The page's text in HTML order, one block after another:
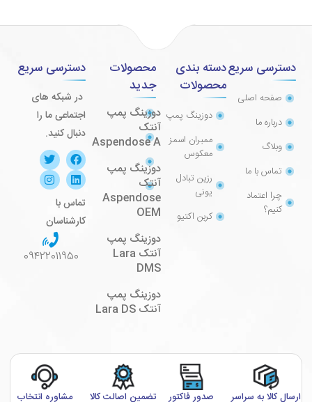
دسترسی سریع
صفحه اصلی
درباره ما
وبلاگ
تماس با ما
چرا اعتماد
کنیم؟
دسته بندی
محصولات
دوزینگ پمپ
ممبران اسمز
معکوس
رزین تبادل
یونی
کربن اکتیو
محصولات
جدید
دوزینگ پمپ
آنتک
Aspendose A
دوزینگ پمپ
آنتک
Aspendose
OEM
دوزینگ پمپ
آنتک Lara
DMS
دوزینگ پمپ
آنتک Lara DS
دسترسی سریع
در شبکه های
اجتماعی ما را
دنبال کنید.
تماس با
کارشناسان
09422011950
ارسال کالا به سراسر صدور فاکتور تضمین اصالت کالا مشاوره انتخاب